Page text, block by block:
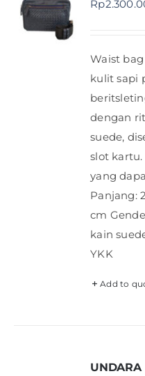
Shop
Rp
Waist
kulit sapi
dengan
suede,
slot
yang
Panjang:
cm
kain
YKK
Add to
UNDARA